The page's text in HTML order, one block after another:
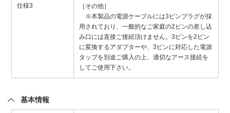
仕様3
［その他］
※本製品の電源ケーブルには3ピンプラグが採
用されており、一般的なご家庭の2ピンの差し込
み口には直接ご接続頂けません。3ピンを2ピン
に変換するアダプターや、3ピンに対応した電源
タップを別途ご購入の上、適切なアース接続を
してご使用下さい。
基本情報